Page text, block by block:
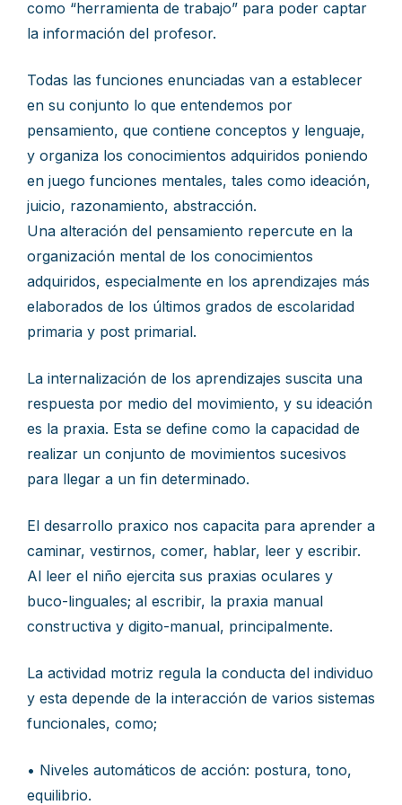
como “herramienta de trabajo” para poder captar
la información del profesor.
Todas las funciones enunciadas van a establecer
en su conjunto lo que entendemos por
pensamiento, que contiene conceptos y lenguaje,
y organiza los conocimientos adquiridos poniendo
en juego funciones mentales, tales como ideación,
juicio, razonamiento, abstracción.
Una alteración del pensamiento repercute en la
organización mental de los conocimientos
adquiridos, especialmente en los aprendizajes más
elaborados de los últimos grados de escolaridad
primaria y post primarial.
La internalización de los aprendizajes suscita una
respuesta por medio del movimiento, y su ideación
es la praxia. Esta se define como la capacidad de
realizar un conjunto de movimientos sucesivos
para llegar a un fin determinado.
El desarrollo praxico nos capacita para aprender a
caminar, vestirnos, comer, hablar, leer y escribir.
Al leer el niño ejercita sus praxias oculares y
buco-linguales; al escribir, la praxia manual
constructiva y digito-manual, principalmente.
La actividad motriz regula la conducta del individuo
y esta depende de la interacción de varios sistemas
funcionales, como;
• Niveles automáticos de acción: postura, tono,
equilibrio.